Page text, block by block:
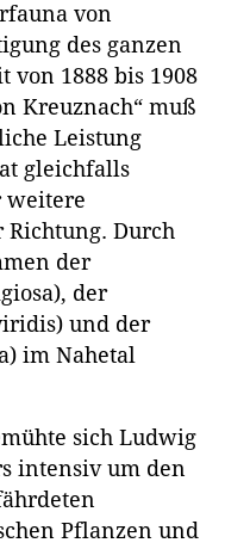
von
des ganzen
von 1888 bis 1908
Kreuznach“ muß
Leistung
gleichfalls
weitere
Richtung. Durch
der
der
und der
im Nahetal
sich Ludwig
intensiv um den
Pflanzen und